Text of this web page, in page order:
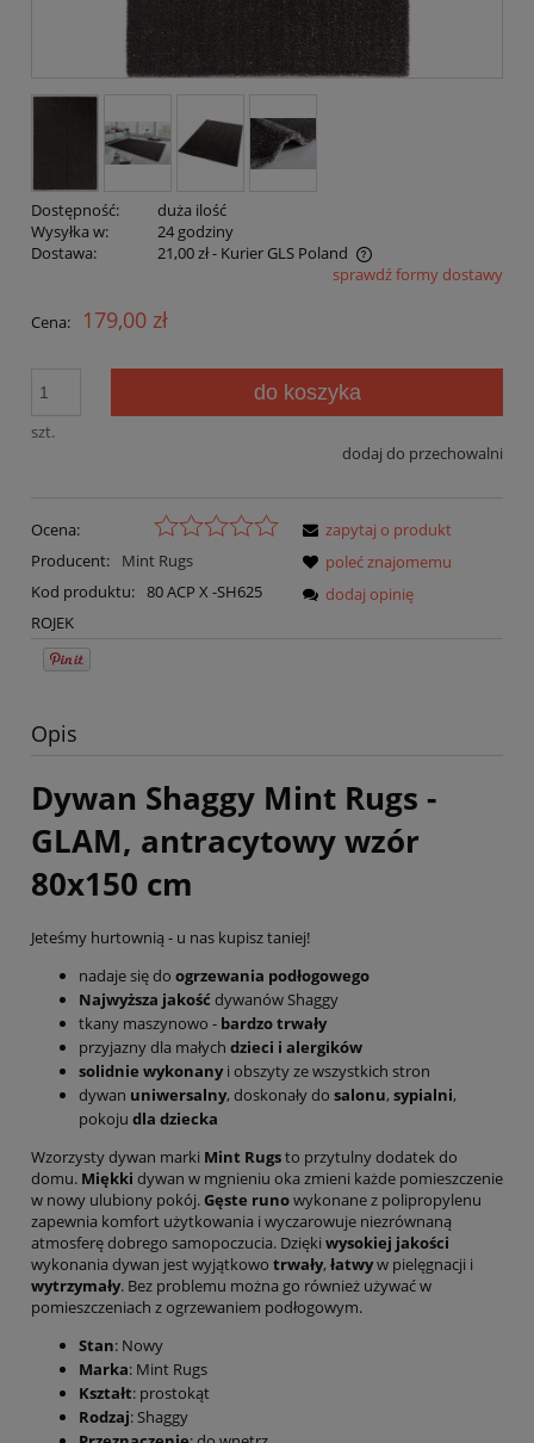
Dostępność:
duża ilość
Wysyłka w:
24 godziny
Dostawa:
21,00 zł- Kurier GLS Poland
Cena nie zawiera ewentualnych kosztów płatnościsprawdź formy dostawy
Cena: 179,00 zł
szt.
do koszyka
dodaj do przechowalni
Ocena:
Producent:
Mint Rugs
Kod produktu: 80 ACP X -SH625
ROJEK
zapytaj o produkt
poleć znajomemu
dodaj opinię
Opis
Dywan Shaggy Mint Rugs -
GLAM, antracytowy wzór
80x150 cm
Jeteśmy hurtownią - u nas kupisz taniej!
nadaje się do ogrzewania podłogowego
Najwyższa jakość dywanów Shaggy
tkany maszynowo - bardzo trwały
przyjazny dla małych dzieci i alergików
solidnie wykonanyi obszyty ze wszystkich stron
dywan uniwersalny, doskonały do salonu, sypialni,
pokoju dla dziecka
Wzorzysty dywan marki Mint Rugsto przytulny dodatek do
domu. Miękki dywan w mgnieniu oka zmieni każde pomieszczenie
w nowy ulubiony pokój.Gęste runowykonane z polipropylenu
zapewnia komfort użytkowania i wyczarowuje niezrównaną
atmosferę dobrego samopoczucia. Dzięki wysokiej jakości
wykonania dywan jest wyjątkowo trwały, łatwyw pielęgnacji i
wytrzymały. Bez problemu można go również używać w
pomieszczeniach z ogrzewaniem podłogowym.
Stan: Nowy
Marka: Mint Rugs
Kształt: prostokąt
Rodzaj: Shaggy